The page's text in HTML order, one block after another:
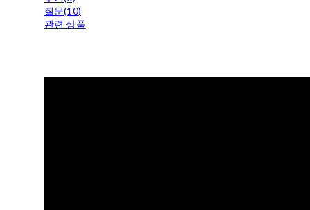
질문(10)
관련 상품